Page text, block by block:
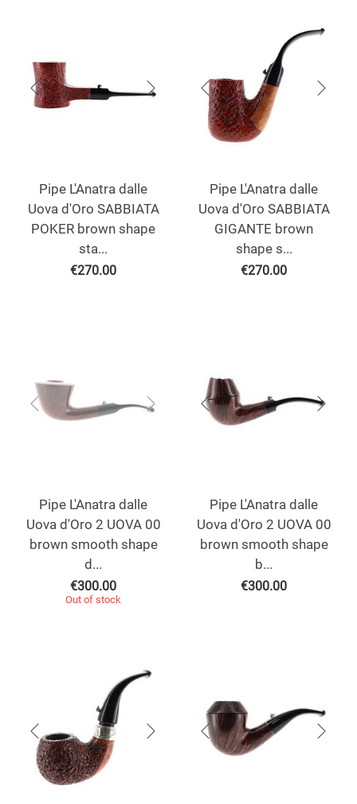
Pipe L'Anatra dalle
Uova d'Oro SABBIATA
POKER brown shape
sta...
€270.00
Pipe L'Anatra dalle
Uova d'Oro SABBIATA
GIGANTE brown
shape s...
€270.00
Pipe L'Anatra dalle
Uova d'Oro 2 UOVA 00
brown smooth shape
d...
€300.00
Out of stock
Pipe L'Anatra dalle
Uova d'Oro 2 UOVA 00
brown smooth shape
b...
€300.00